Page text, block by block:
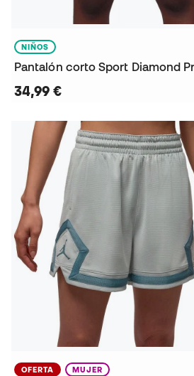
NIÑOS
34,99 €
OFERTA MUJER